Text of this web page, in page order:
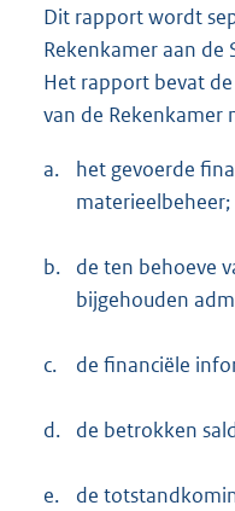
Dit rapport wordt
Rekenkamer aan de
Het rapport bevat
van de
a.
het gevoerde
materieelbeheer;
b.
de ten behoeve
bijgehouden
c. de financiële
d. de betrokken
e.
de